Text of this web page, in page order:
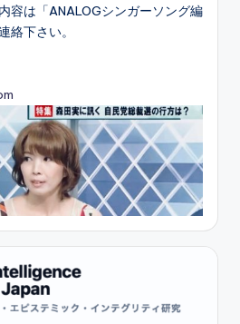
容は「ANALOGシンガーソング編
絡下さい。